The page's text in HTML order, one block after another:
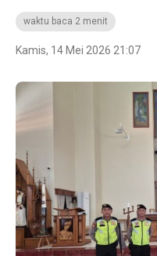
waktu baca 2 menit
Kamis, 14 Mei 2026 21:07